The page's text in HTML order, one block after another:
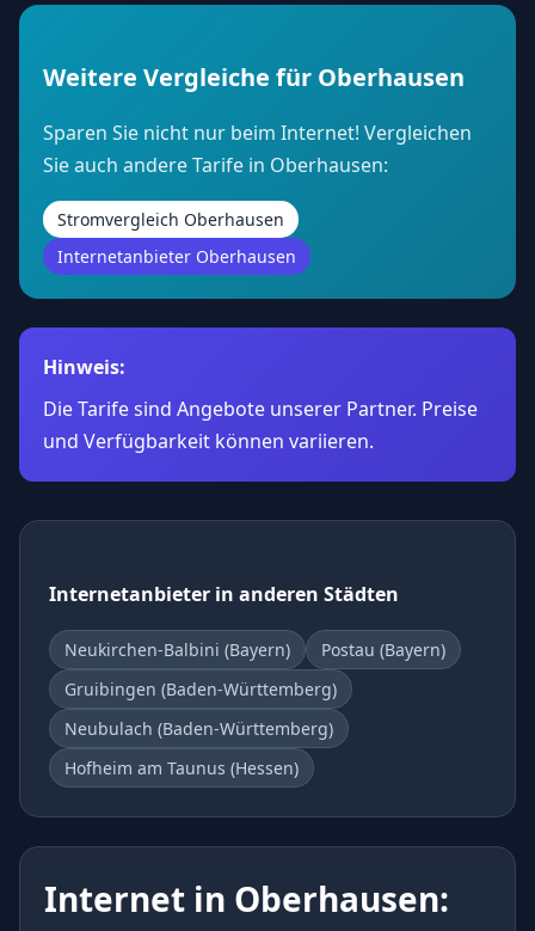
Weitere Vergleiche für Oberhausen
Sparen Sie nicht nur beim Internet! Vergleichen
Sie auch andere Tarife in Oberhausen:
Stromvergleich Oberhausen
Internetanbieter Oberhausen
Hinweis:
Die Tarife sind Angebote unserer Partner. Preise
und Verfügbarkeit können variieren.
Internetanbieter in anderen Städten
Neukirchen-Balbini (Bayern)
Postau (Bayern)
Gruibingen (Baden-Württemberg)
Neubulach (Baden-Württemberg)
Hofheim am Taunus (Hessen)
Internet in Oberhausen: